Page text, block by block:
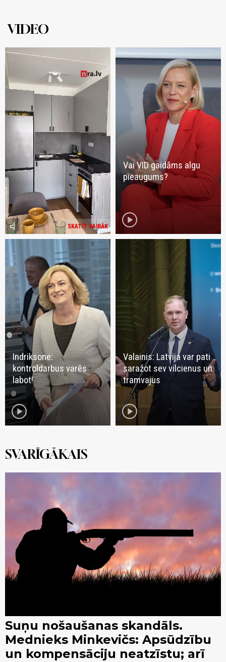
VIDEO
SKATĪT VAIRĀK
volume_mute
Vai VID gaidāms algu
pieaugums?
play_circle
Indriksone:
kontroldarbus varēs
labot!
play_circle
Valainis: Latvija var pati
saražot sev vilcienus un
tramvajus
play_circle
SVARĪGĀKAIS
Suņu nošaušanas skandāls.
Mednieks Minkevičs: Apsūdzību
un kompensāciju neatzīstu; arī